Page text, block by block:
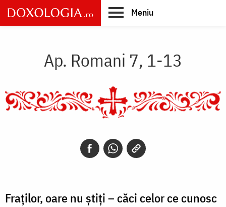
Skip
to
main
Meniu
Ap. Romani 7, 1-13
Fraților, oare nu știți – căci celor ce cunosc